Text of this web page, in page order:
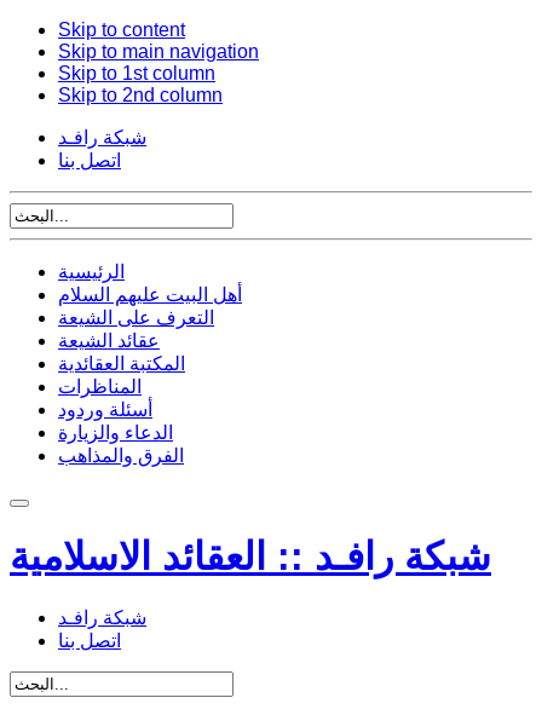
Skip to content
Skip to main navigation
Skip to 1st column
Skip to 2nd column
شبكة رافـد
اتصل بنا
الرئيسية
أهل البيت عليهم السلام
التعرف على الشيعة
عقائد الشيعة
المكتبة العقائدية
المناظرات
أسئلة وردود
الدعاء والزيارة
الفرق والمذاهب
شبكة رافـد :: العقائد الاسلامية
شبكة رافـد
اتصل بنا